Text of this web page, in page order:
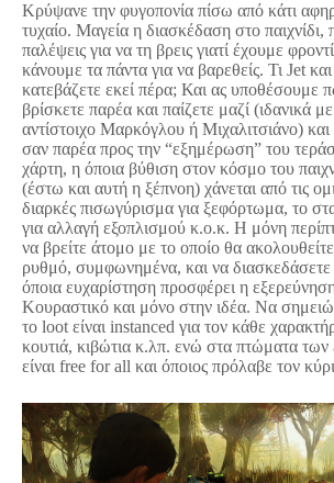
Κρύψανε την φυγοπονία πίσω από κάτι
τυχαίο. Μαγεία η διασκέδαση στο παιχνίδι,
παλέψεις για να τη βρεις γιατί έχουμε
κάνουμε τα πάντα για να βαρεθείς. Τι Jet
κατεβάζετε εκεί πέρα; Και ας υποθέσουμε
βρίσκετε παρέα και παίζετε μαζί (ιδανικά
αντίστοιχο Μαρκόγλου ή Μιχαλιτσιάνο) και
σαν παρέα προς την “εξημέρωση” του
χάρτη, η όποια βύθιση στον κόσμο του
(έστω και αυτή η ξέπνοη) χάνεται από τις
διαρκές πισωγύρισμα για ξεφόρτωμα, το
για αλλαγή εξοπλισμού κ.ο.κ. Η μόνη
να βρείτε άτομο με το οποίο θα ακολουθείτε
ρυθμό, συμφωνημένα, και να διασκεδάσετε
όποια ευχαρίστηση προσφέρει η
Κουραστικό και μόνο στην ιδέα. Nα
το loot είναι instanced για τον κάθε
κουτιά, κιβώτια κ.λπ. ενώ στα πτώματα
είναι free for all και όποιος πρόλαβε τον